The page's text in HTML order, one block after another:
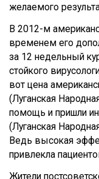
желаемого
В 2012-м
временем его
за 12 недельный
стойкого
вот цена
(Луганская
помощь и пришли
(Луганская
Ведь высокая
привлекла
Жители